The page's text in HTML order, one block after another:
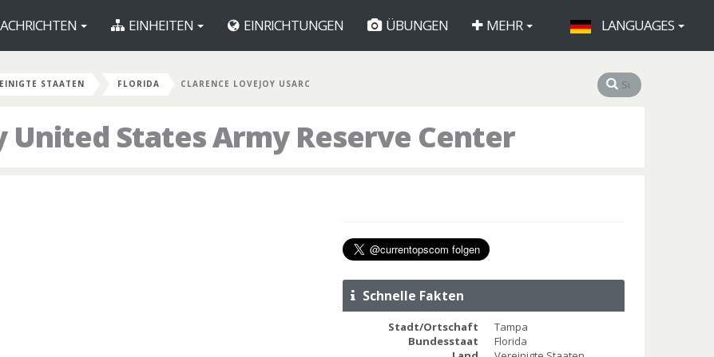
EINHEITEN EINRICHTUNGEN ÜBUNGEN MEHR LANGUAGES
STAATEN FLORIDA CLARENCE LOVEJOY USARC
United States Army Reserve Center
Schnelle Fakten
Stadt/Ortschaft
Tampa
Bundesstaat
Florida